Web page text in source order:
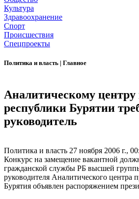
Культура
Здравоохранение
Спорт
Происшествия
Спецпроекты
Политика и власть | Главное
Аналитическому центру
республики Бурятии
руководитель
Политика и власть 27 ноября 2006 г.,
Конкурс на замещение вакантной
гражданской службы РБ высшей
руководителя Аналитического центра
Бурятия объявлен распоряжением